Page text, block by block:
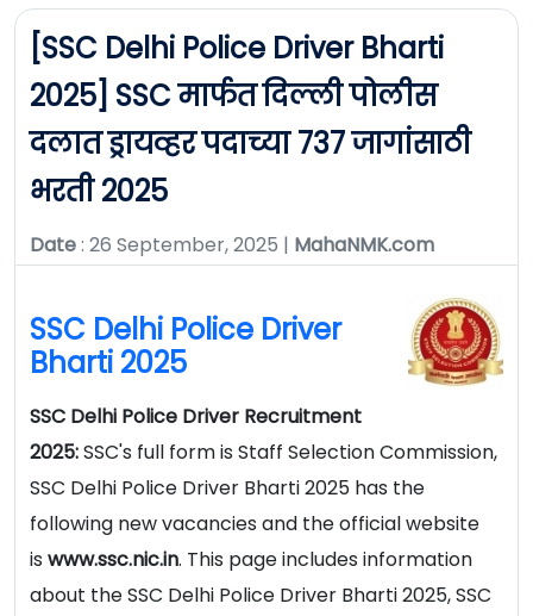
[SSC Delhi Police Driver Bharti
2025] SSC मार्फत दिल्ली पोलीस
दलात ड्रायव्हर पदाच्या 737 जागांसाठी
भरती 2025
Date: 26 September, 2025 | MahaNMK.com
SSC Delhi Police Driver
Bharti 2025
SSC Delhi Police Driver Recruitment
2025:SSC's full form is Staff Selection Commission,
SSC Delhi Police Driver Bharti 2025 has the
following new vacancies and the official website
is www.ssc.nic.in. This page includes information
about the SSC Delhi Police Driver Bharti 2025, SSC